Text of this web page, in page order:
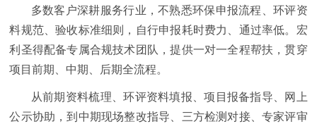
多数客户深耕服务行业，不熟悉环保申报流程、环评资
料规范、验收标准细则，自行申报耗时费力、通过率低。宏
利圣得配备专属合规技术团队，提供一对一全程帮扶，贯穿
项目前期、中期、后期全流程。
从前期资料梳理、环评资料填报、项目报备指导、网上
公示协助，到中期现场整改指导、三方检测对接、专家评审